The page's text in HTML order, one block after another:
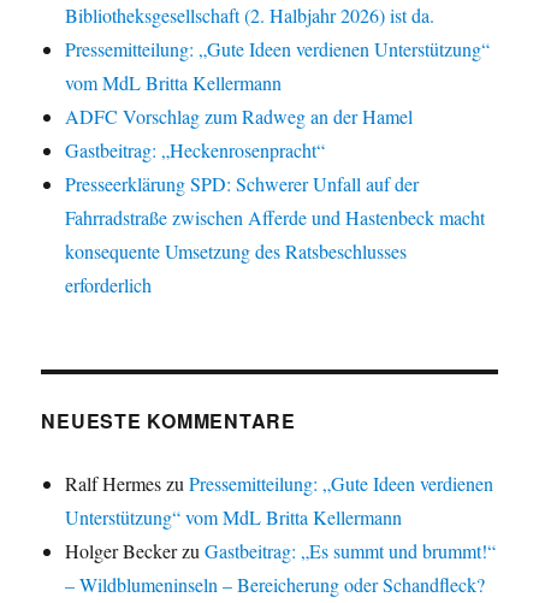
Bibliotheksgesellschaft (2. Halbjahr 2026) ist da.
Pressemitteilung: „Gute Ideen verdienen Unterstützung“
vom MdL Britta Kellermann
ADFC Vorschlag zum Radweg an der Hamel
Gastbeitrag: „Heckenrosenpracht“
Presseerklärung SPD: Schwerer Unfall auf der
Fahrradstraße zwischen Afferde und Hastenbeck macht
konsequente Umsetzung des Ratsbeschlusses
erforderlich
NEUESTE KOMMENTARE
Ralf HermeszuPressemitteilung: „Gute Ideen verdienen
Unterstützung“ vom MdL Britta Kellermann
Holger BeckerzuGastbeitrag: „Es summt und brummt!“
– Wildblumeninseln – Bereicherung oder Schandfleck?